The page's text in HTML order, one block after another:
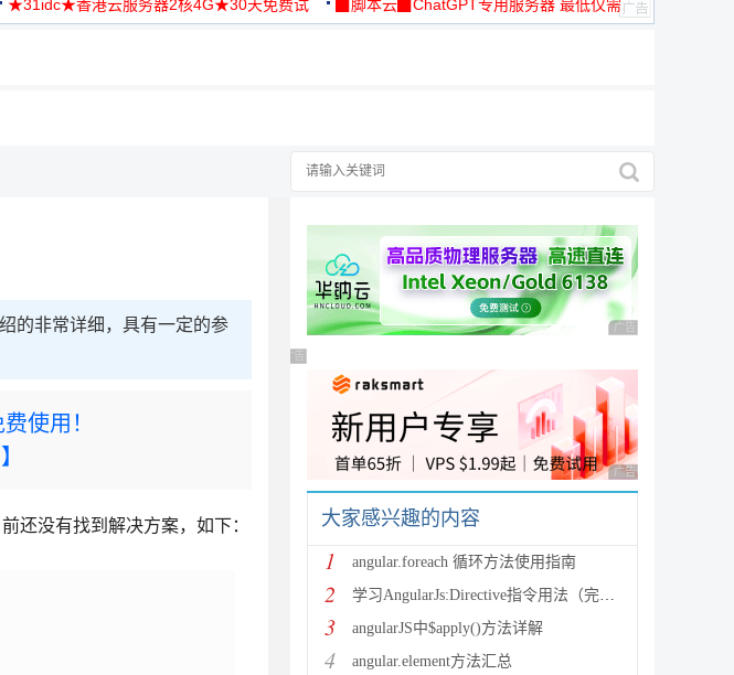
★31idc★香港云服务器2核4G★30天免费试
▉脚本云▉ChatGPT专用服务器 最低仅需
的非常详细，具有一定的参
使用！
】
还没有找到解决方案，如下：
广告 商业广告，理性
广告 商业广告，理性选择
广告 商业广告，理性
大家感兴趣的内容
1 angular.foreach 循环方法使用指南
2 学习AngularJs:Directive指令用法（完整版）
3 angularJS中$apply()方法详解
4 angular.element方法汇总